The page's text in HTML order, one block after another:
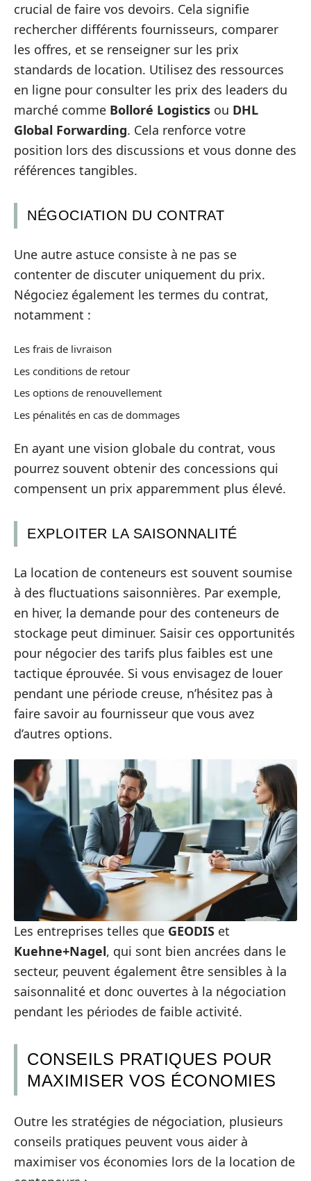
crucial de faire vos devoirs. Cela signifie
rechercher différents fournisseurs, comparer
les offres, et se renseigner sur les prix
standards de location. Utilisez des ressources
en ligne pour consulter les prix des leaders du
marché comme Bolloré Logistics ou DHL
Global Forwarding. Cela renforce votre
position lors des discussions et vous donne des
références tangibles.
NÉGOCIATION DU CONTRAT
Une autre astuce consiste à ne pas se
contenter de discuter uniquement du prix.
Négociez également les termes du contrat,
notamment :
Les frais de livraison
Les conditions de retour
Les options de renouvellement
Les pénalités en cas de dommages
En ayant une vision globale du contrat, vous
pourrez souvent obtenir des concessions qui
compensent un prix apparemment plus élevé.
EXPLOITER LA SAISONNALITÉ
La location de conteneurs est souvent soumise
à des fluctuations saisonnières. Par exemple,
en hiver, la demande pour des conteneurs de
stockage peut diminuer. Saisir ces opportunités
pour négocier des tarifs plus faibles est une
tactique éprouvée. Si vous envisagez de louer
pendant une période creuse, n’hésitez pas à
faire savoir au fournisseur que vous avez
d’autres options.
Les entreprises telles que GEODIS et
Kuehne+Nagel, qui sont bien ancrées dans le
secteur, peuvent également être sensibles à la
saisonnalité et donc ouvertes à la négociation
pendant les périodes de faible activité.
CONSEILS PRATIQUES POUR
MAXIMISER VOS ÉCONOMIES
Outre les stratégies de négociation, plusieurs
conseils pratiques peuvent vous aider à
maximiser vos économies lors de la location de